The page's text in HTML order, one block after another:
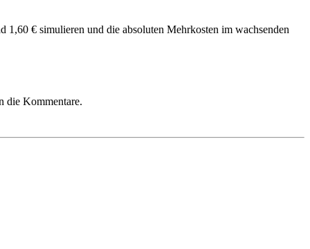
€ simulieren und die absoluten Mehrkosten im wachsenden
die Kommentare.